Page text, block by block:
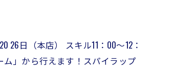
26日（本店） スキル11：00～12：
ム」から行えます！スパイラップ